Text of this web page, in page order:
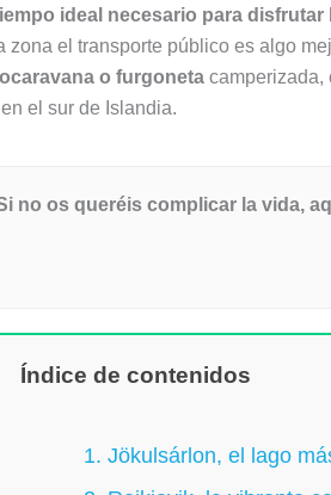
ideal necesario para
zona el transporte público es algo
o furgoneta camperizada,
el sur de Islandia.
no os queréis complicar la vida,
Índice de contenidos
1. Jökulsárlon, el lago